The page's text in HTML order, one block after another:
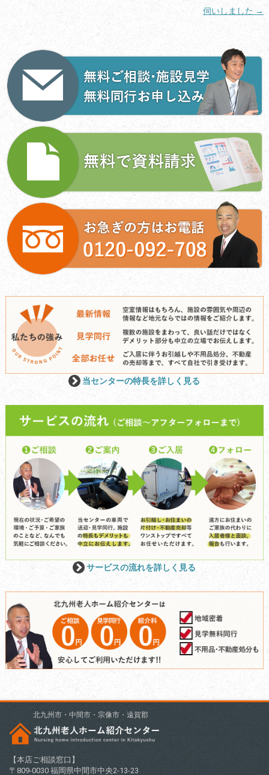
ー
シ
伺いしました →
当センターの特長を詳しく見る
サービスの流れを詳しく見る
北九州市・中間市・宗像市・遠賀郡
【本店ご相談窓口】
〒809-0030 福岡県中間市中央2-13-23